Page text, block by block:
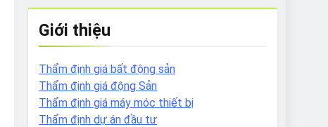
Giới thiệu
Thẩm định giá bất động sản
Thẩm định giá động Sản
Thẩm định giá máy móc thiết bị
Thẩm định dự án đầu tư